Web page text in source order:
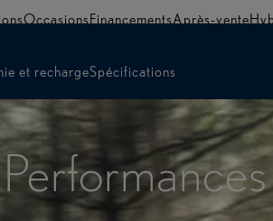
OccasionsFinancementsAprès-vente
et rechargeSpécifications